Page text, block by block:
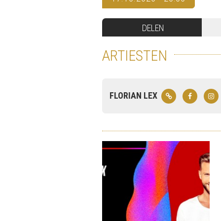
DELEN
ARTIESTEN
FLORIAN LEX